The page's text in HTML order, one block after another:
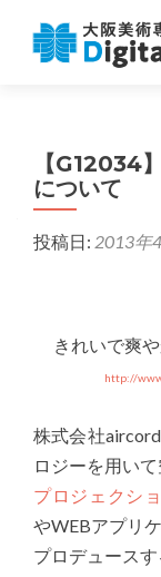
【G12034
について
投稿日: 2013年
きれいで爽
http://
株式会社
ロジーを用い
プロジェクシ
やWEBアプリ
プロデュースす